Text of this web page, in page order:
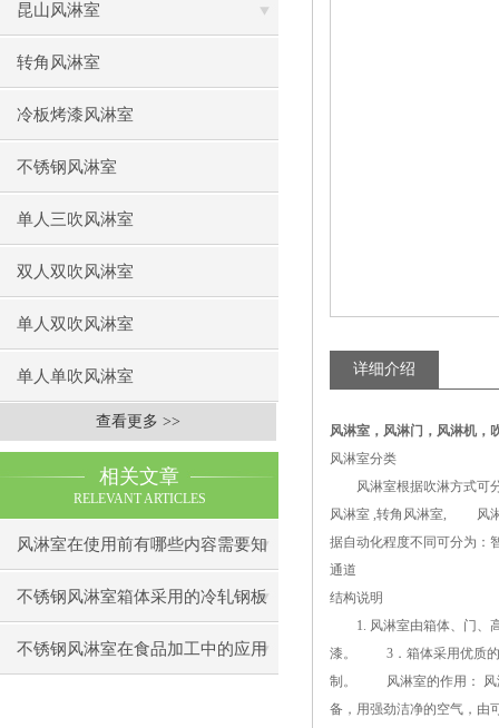
昆山风淋室
转角风淋室
冷板烤漆风淋室
不锈钢风淋室
单人三吹风淋室
双人双吹风淋室
单人双吹风淋室
单人单吹风淋室
查看更多 >>
相关文章
RELEVANT ARTICLES
风淋室在使用前有哪些内容需要知
道下呢
不锈钢风淋室箱体采用的冷轧钢板
制造
不锈钢风淋室在食品加工中的应用
详细介绍
风淋室 ， 风淋门，风淋机，
风淋室分类
风淋室根据吹淋方式可分
风淋室 ,转角风淋室, 风淋
据自动化程度不同可分为
通道
结构说明
1. 风淋室由箱体、门、高
漆。 3．箱体采用优质的
制。 风淋室的作用： 风淋
备，用强劲洁净的空气，由